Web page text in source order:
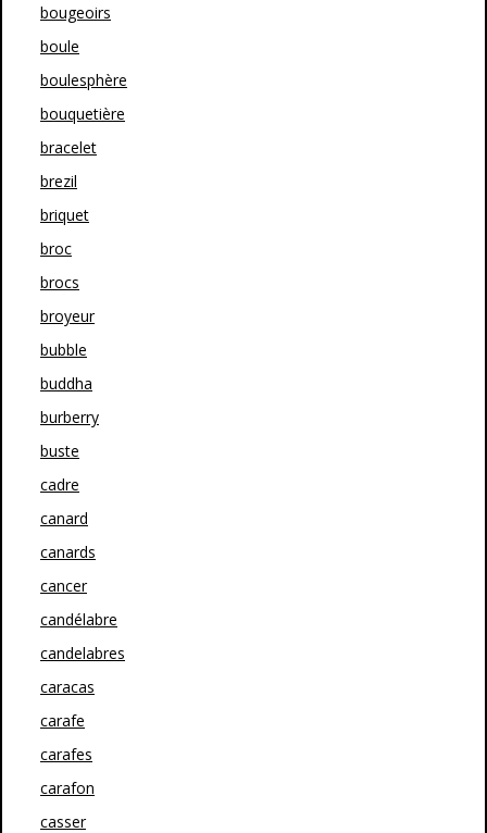
bougeoirs
boule
boulesphère
bouquetière
bracelet
brezil
briquet
broc
brocs
broyeur
bubble
buddha
burberry
buste
cadre
canard
canards
cancer
candélabre
candelabres
caracas
carafe
carafes
carafon
casser